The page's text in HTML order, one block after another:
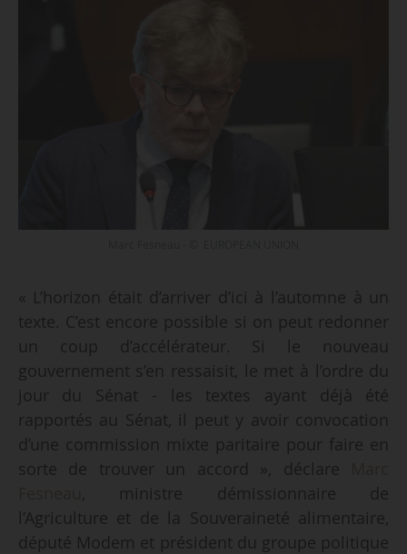
« L’horizon était d’arriver d’ici à l’automne à un
texte. C’est encore possible si on peut redonner
un coup d’accélérateur. Si le nouveau
gouvernement s’en ressaisit, le met à l’ordre du
jour du Sénat - les textes ayant déjà été
rapportés au Sénat, il peut y avoir convocation
d’une commission mixte paritaire pour faire en
sorte de trouver un accord », déclare
, ministre démissionnaire de
l’Agriculture et de la Souveraineté alimentaire,
député Modem et président du groupe politique